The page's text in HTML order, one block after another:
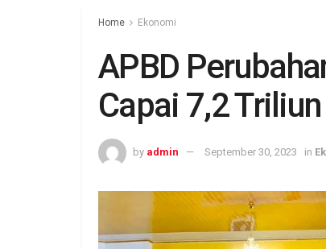
Home Ekonomi
APBD
Capai 7,2 Triliun
by admin September 30, 2023 in